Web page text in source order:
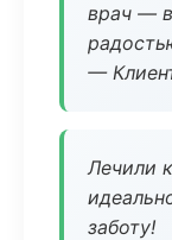
врач —
—
Лечили
заботу!